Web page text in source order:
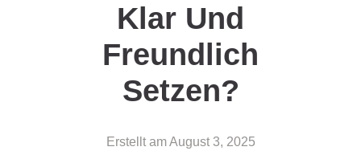
Klar Und
Freundlich
Setzen?
Erstellt am August 3, 2025